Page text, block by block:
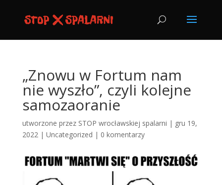
„Znowu w Fortum nam
nie wyszło”, czyli kolejne
samozaoranie
utworzone przez STOP wrocławskiej spalarni | gru 19,
2022| Uncategorized | 0 komentarzy